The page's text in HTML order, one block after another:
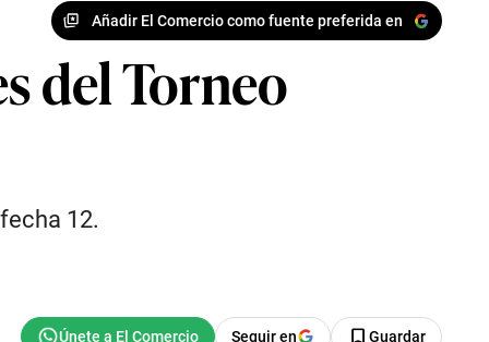
Añadir El Comercio como fuente preferida en
del Torneo
12.
Seguir en Guardar